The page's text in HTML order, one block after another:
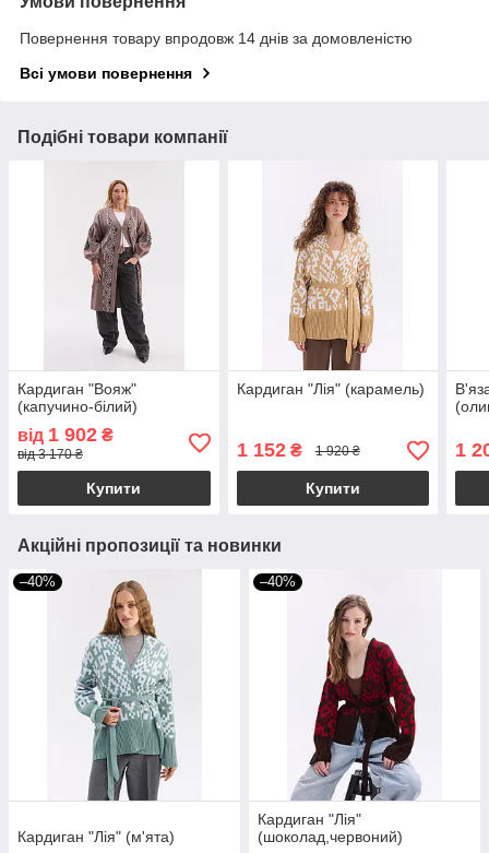
Повернення товару впродовж 14 днів за домовленістю
Всі умови повернення
Подібні товари компанії
Кардиган "Вояж"
(капучино-білий)
від 1 902 ₴
від 3 170 ₴
Купити
Кардиган "Лія" (карамель)
1 152₴ 1 920 ₴
Купити
1
Акційні пропозиції та новинки
–40%
Кардиган "Лія" (м'ята)
–40%
Кардиган "Лія"
(шоколад,червоний)